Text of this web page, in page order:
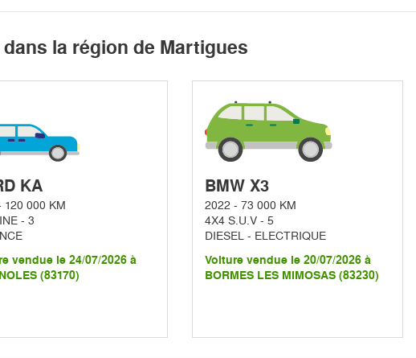
la région de Martigues
KA
120 000 KM
- 3
vendue le 24/07/2026 à
(83170)
BMW X3
2022 - 73 000 KM
4X4 S.U.V - 5
DIESEL - ELECTRIQUE
Voiture vendue le 20/07/2026 à
BORMES LES MIMOSAS (83230)